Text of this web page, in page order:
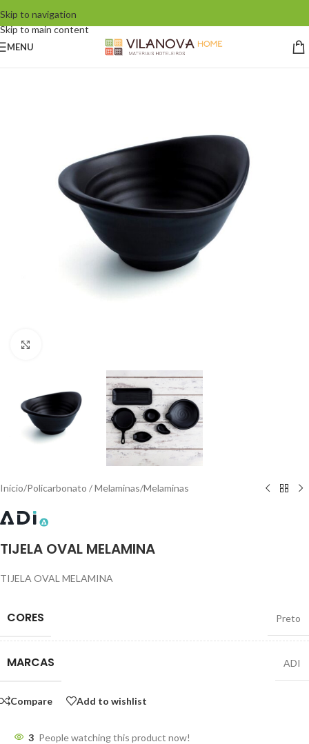
Skip to navigation
Skip to main content
MENU
Início/Policarbonato / Melaminas/Melaminas
TIJELA OVAL MELAMINA
TIJELA OVAL MELAMINA
CORES Preto
MARCAS ADI
Compare Add to wishlist
3 People watching this product now!